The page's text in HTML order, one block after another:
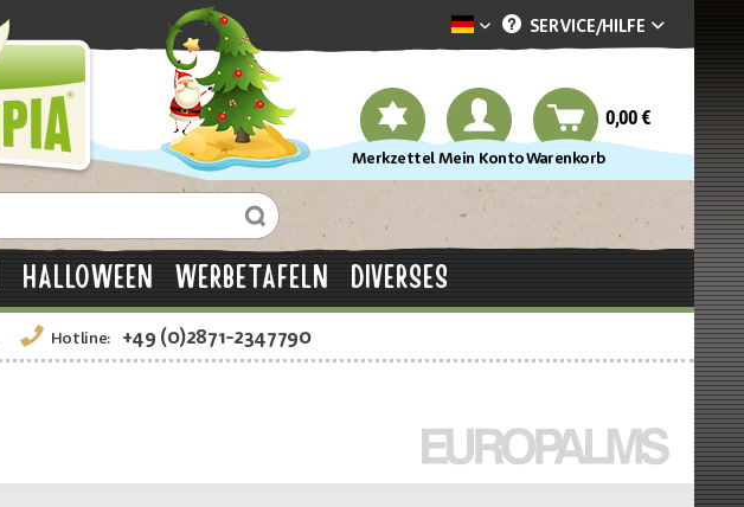
Dekotopia deutsch
SERVICE/HILFE
Merkzettel Mein KontoWarenkorb
0,00 €
HALLOWEEN WERBETAFELN DIVERSES
Hotline: +49 (0)2871-2347790